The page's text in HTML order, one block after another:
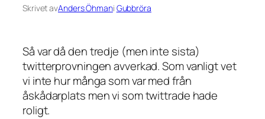
Skrivet avAnders Öhmani Gubbröra
Så var då den tredje (men inte sista)
twitterprovningen avverkad. Som vanligt vet
vi inte hur många som var med från
åskådarplats men vi som twittrade hade
roligt.